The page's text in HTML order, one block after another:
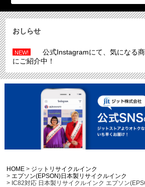
おしらせ
NEW!
公式Instagramにて、気になる
にご紹介中！
HOME
ジットリサイクルインク
エプソン(EPSON)日本製リサイクルインク
IC82対応 日本製リサイクルインク エプソン